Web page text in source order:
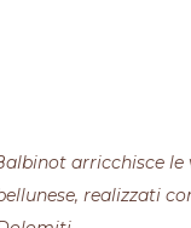
arricchisce
realizzati